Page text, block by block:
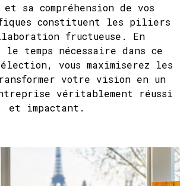
sa compréhension de vos
constituent les piliers
fructueuse. En
temps nécessaire dans ce
vous maximiserez les
votre vision en un
véritablement réussi
et impactant.